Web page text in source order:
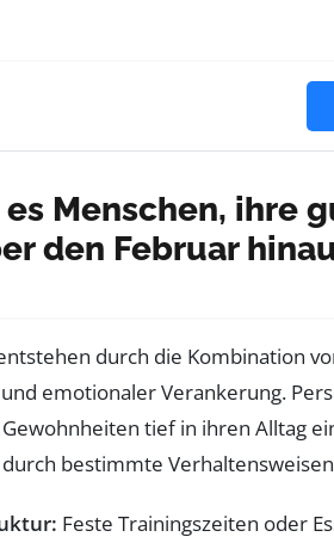
Menschen, ihre
den Februar
durch die Kombination
emotionaler Verankerung.
tief in ihren Alltag
bestimmte
Feste Trainingszeiten oder